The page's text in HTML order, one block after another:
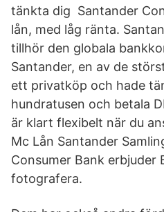
tänkta dig Santander
lån, med låg ränta.
tillhör den globala
Santander, en av de
ett privatköp och hade
hundratusen och betala
är klart flexibelt när du
Mc Lån Santander
Consumer Bank erbjuder
fotografera.